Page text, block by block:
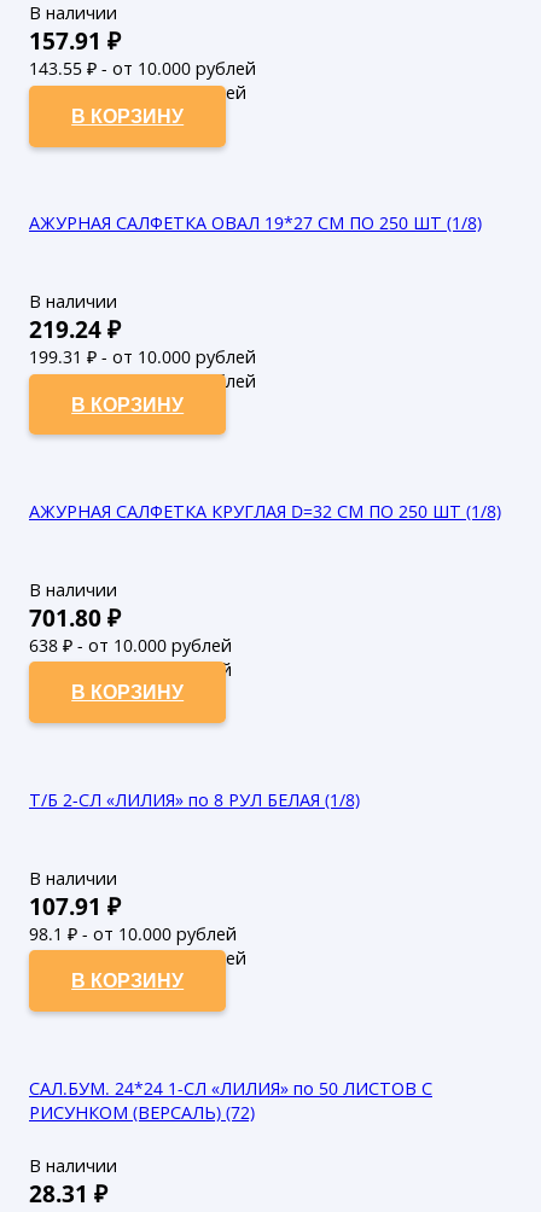
В наличии
157.91 ₽
143.55 ₽ - от 10.000 рублей
130.5₽ - от 50.000 рублей
В КОРЗИНУ
АЖУРНАЯ САЛФЕТКА ОВАЛ 19*27 СМ ПО 250 ШТ (1/8)
В наличии
219.24₽
199.31 ₽ - от 10.000 рублей
181.19₽ - от 50.000 рублей
В КОРЗИНУ
АЖУРНАЯ САЛФЕТКА КРУГЛАЯ D=32 СМ ПО 250 ШТ (1/8)
В наличии
701.80₽
638 ₽ - от 10.000 рублей
580₽ - от 50.000 рублей
В КОРЗИНУ
Т/Б 2-СЛ «ЛИЛИЯ» по 8 РУЛ БЕЛАЯ (1/8)
В наличии
107.91 ₽
98.1 ₽ - от 10.000 рублей
89.18₽ - от 50.000 рублей
В КОРЗИНУ
САЛ.БУМ. 24*24 1-СЛ «ЛИЛИЯ» по 50 ЛИСТОВ С
РИСУНКОМ (ВЕРСАЛЬ) (72)
В наличии
28.31 ₽